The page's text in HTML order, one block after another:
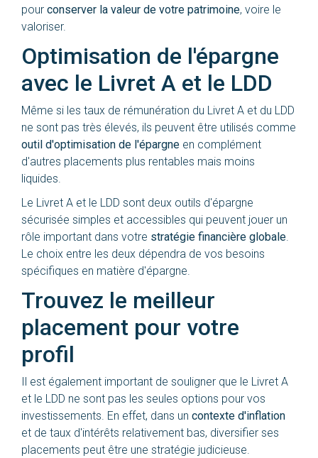
pour conserver la valeur de votre patrimoine, voire le
valoriser.
Optimisation de l'épargne
avec le Livret A et le LDD
Même si les taux de rémunération du Livret A et du LDD
ne sont pas très élevés, ils peuvent être utilisés comme
outil d'optimisation de l'épargne en complément
d'autres placements plus rentables mais moins
liquides.
Le Livret A et le LDD sont deux outils d'épargne
sécurisée simples et accessibles qui peuvent jouer un
rôle important dans votre stratégie financière globale.
Le choix entre les deux dépendra de vos besoins
spécifiques en matière d'épargne.
Trouvez le meilleur
placement pour votre
profil
Il est également important de souligner que le Livret A
et le LDD ne sont pas les seules options pour vos
investissements. En effet, dans un contexte d'inflation
et de taux d'intérêts relativement bas, diversifier ses
placements peut être une stratégie judicieuse.